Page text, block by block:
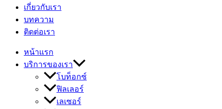
เกี่ยวกับเรา
บทความ
ติดต่อเรา
หน้าแรก
บริการของเรา
โบท็อกซ์
ฟิลเลอร์
เลเซอร์